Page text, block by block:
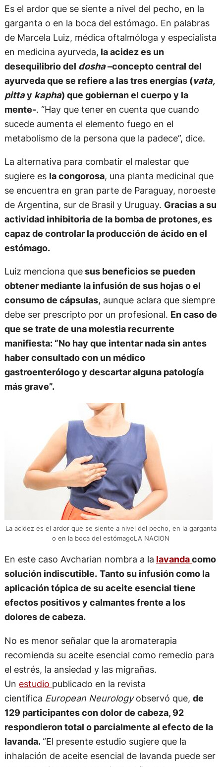
Es el ardor que se siente a nivel del pecho, en la
garganta o en la boca del estómago. En palabras
de Marcela Luiz, médica oftalmóloga y especialista
en medicina ayurveda, la acidez es un
desequilibrio del dosha–concepto central del
ayurveda que se refiere a las tres energías (vata,
pittay kapha) que gobiernan el cuerpo y la
mente-. “Hay que tener en cuenta que cuando
sucede aumenta el elemento fuego en el
metabolismo de la persona que la padece”, dice.
La alternativa para combatir el malestar que
sugiere es la congorosa, una planta medicinal que
se encuentra en gran parte de Paraguay, noroeste
de Argentina, sur de Brasil y Uruguay. Gracias a su
actividad inhibitoria de la bomba de protones, es
capaz de controlar la producción de ácido en el
estómago.
Luiz menciona quesus beneficios se pueden
obtener mediante la infusión de sus hojas o el
consumo de cápsulas, aunque aclara que siempre
debe ser prescripto por un profesional. En caso de
que se trate de una molestia recurrente
manifiesta: “No hay que intentar nada sin antes
haber consultado con un médico
gastroenterólogo y descartar alguna patología
más grave”.
La acidez es el ardor que se siente a nivel del pecho, en la garganta
o en la boca del estómagoLA NACION
En este caso Avcharian nombra a la lavandacomo
solución indiscutible. Tanto su infusión como la
aplicación tópica de su aceite esencial tiene
efectos positivos y calmantes frente a los
dolores de cabeza.
No es menor señalar que la aromaterapia
recomienda su aceite esencial como remedio para
el estrés, la ansiedad y las migrañas.
Un estudio publicado en la revista
científica European Neurologyobservó que, de
129 participantes con dolor de cabeza, 92
respondieron total o parcialmente al efecto de la
lavanda.“El presente estudio sugiere que la
inhalación de aceite esencial de lavanda puede ser